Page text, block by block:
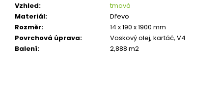
Vzhled:
tmavá
Materiál:
Dřevo
Rozměr:
14 x 190 x 1900 mm
Povrchová úprava:
Voskový olej, kartáč, V4
Balení: 2,888 m2